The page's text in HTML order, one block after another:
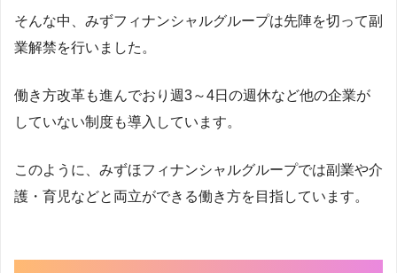
そんな中、みずフィナンシャルグループは先陣を切って副
業解禁を行いました。
働き方改革も進んでおり週3～4日の週休など他の企業が
していない制度も導入しています。
このように、みずほフィナンシャルグループでは副業や介
護・育児などと両立ができる働き方を目指しています。